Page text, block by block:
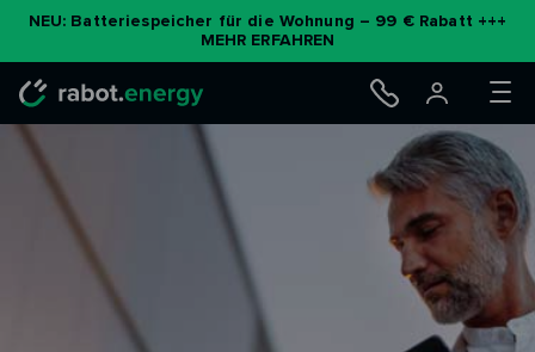
NEU: Batteriespeicher für die Wohnung – 99 € Rabatt +++
MEHR ERFAHREN
Zum
Inhalt
springen